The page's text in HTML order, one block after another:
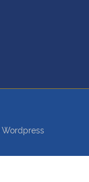
Wordpress